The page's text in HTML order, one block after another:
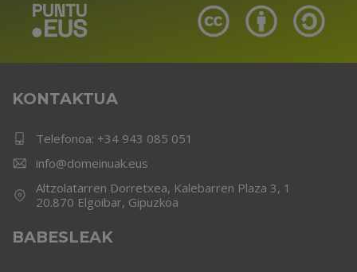
KONTAKTUA
Telefonoa: +34 943 085 051
info@domeinuak.eus
Altzolatarren Dorretxea, Kalebarren Plaza 3, 1
20.870 Elgoibar, Gipuzkoa
BABESLEAK